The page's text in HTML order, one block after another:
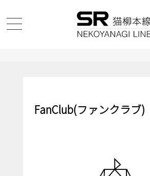
FanClub(ファンクラブ)